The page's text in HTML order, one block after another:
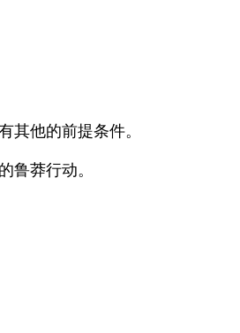
他的前提条件。
莽行动。